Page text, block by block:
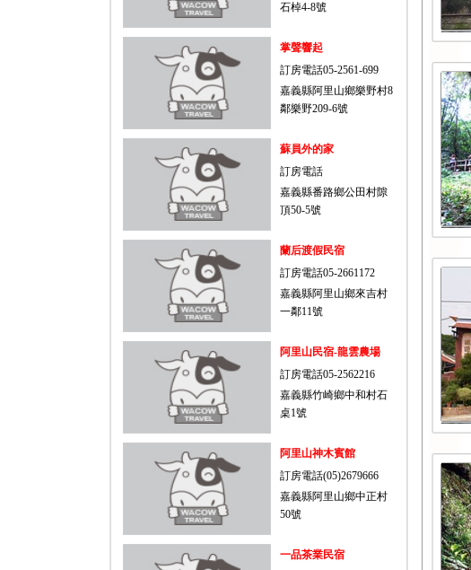
石棹4-8號
掌聲響起
訂房電話05-2561-699
嘉義縣阿里山鄉樂野村8
鄰樂野209-6號
蘇員外的家
訂房電話
嘉義縣番路鄉公田村隙
頂50-5號
蘭后渡假民宿
訂房電話05-2661172
嘉義縣阿里山鄉來吉村
一鄰11號
阿里山民宿-龍雲農場
訂房電話05-2562216
嘉義縣竹崎鄉中和村石
桌1號
阿里山神木賓館
訂房電話(05)2679666
嘉義縣阿里山鄉中正村
50號
一品茶業民宿